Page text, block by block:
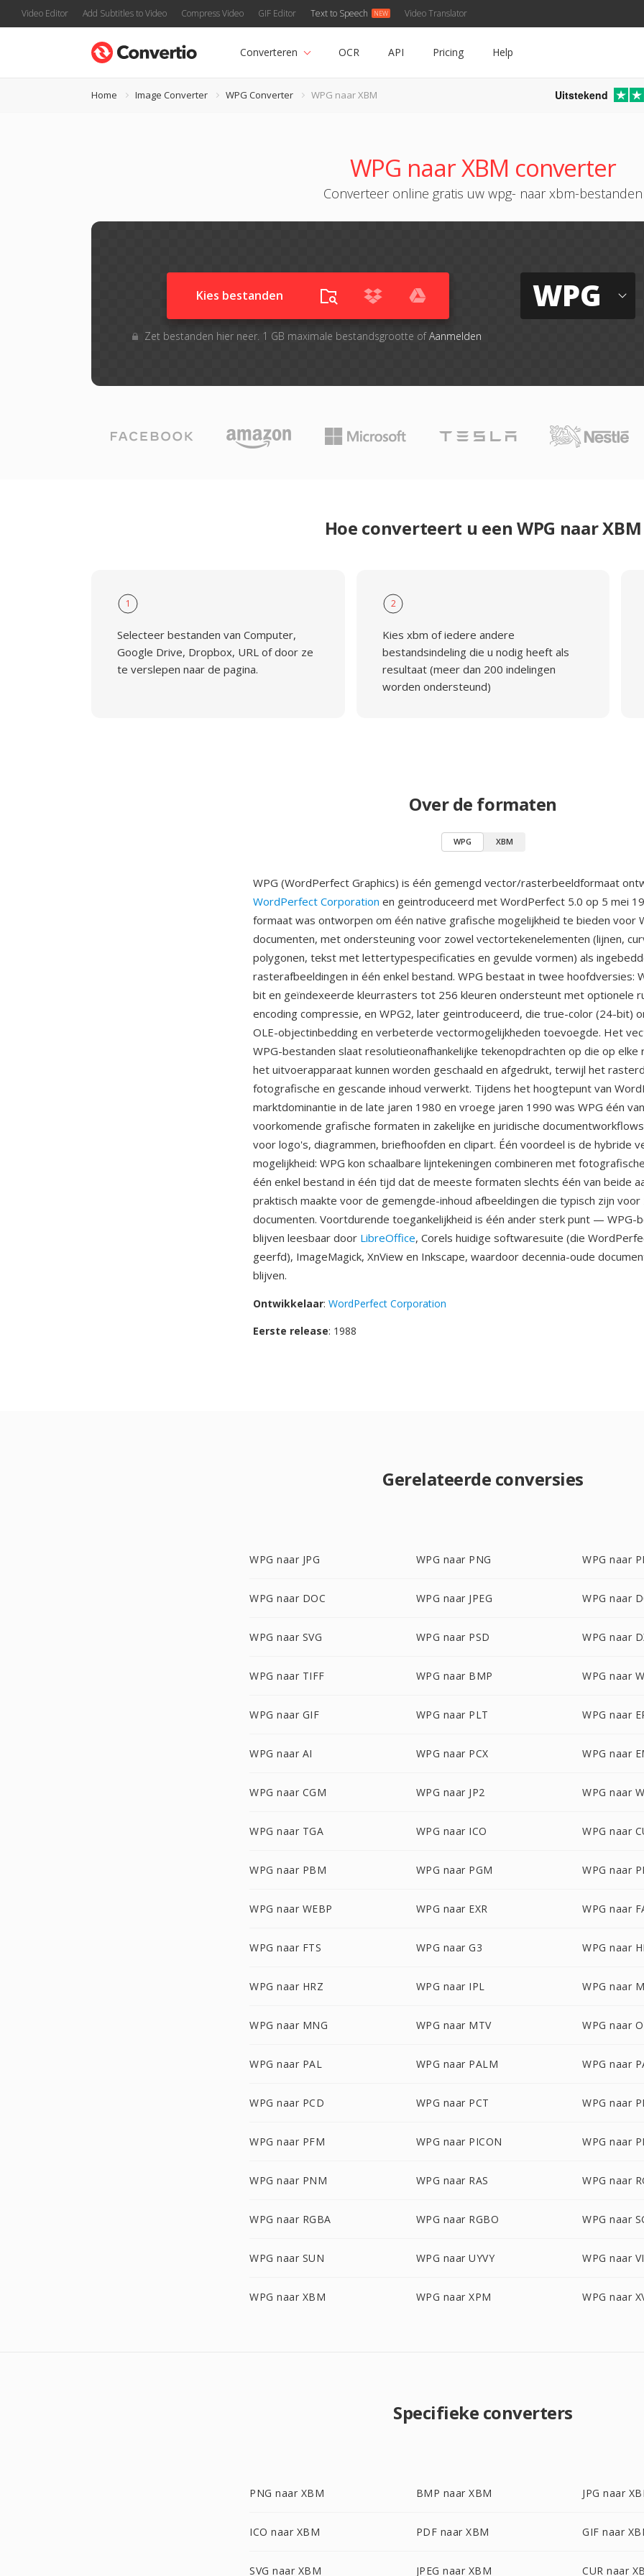
Video Editor Add Subtitles to Video Compress Video GIF Editor Text to Speech Video Translator
Converteren OCR API Pricing Help
Home Image Converter WPG Converter WPG naar XBM Uitstekend
WPG naar XBM converter
Converteer online gratis uw wpg- naar xbm-bestanden
Kies bestanden
Zet bestanden hier neer. 1 GB maximale bestandsgrootte ofAanmelden
WPG
Hoe converteert u een WPG naar XBM
1
Selecteer bestanden van Computer,
Google Drive, Dropbox, URL of door ze
te verslepen naar de pagina.
2
Kies xbm of iedere andere
bestandsindeling die u nodig heeft als
resultaat (meer dan 200 indelingen
worden ondersteund)
Over de formaten
WPG XBM
WPG (WordPerfect Graphics) is één gemengd vector/rasterbeeldformaat
WordPerfect Corporation en geintroduceerd met WordPerfect 5.0 op 5 mei
formaat was ontworpen om één native grafische mogelijkheid te bieden voor
documenten, met ondersteuning voor zowel vectortekenelementen (lijnen,
polygonen, tekst met lettertypespecificaties en gevulde vormen) als
rasterafbeeldingen in één enkel bestand. WPG bestaat in twee hoofdversies:
bit en geïndexeerde kleurrasters tot 256 kleuren ondersteunt met optionele
encoding compressie, en WPG2, later geintroduceerd, die true-color (24-bit)
OLE-objectinbedding en verbeterde vectormogelijkheden toevoegde. Het
WPG-bestanden slaat resolutieonafhankelijke tekenopdrachten op die op elke
het uitvoerapparaat kunnen worden geschaald en afgedrukt, terwijl het
fotografische en gescande inhoud verwerkt. Tijdens het hoogtepunt van
marktdominantie in de late jaren 1980 en vroege jaren 1990 was WPG één
voorkomende grafische formaten in zakelijke en juridische
voor logo's, diagrammen, briefhoofden en clipart. Één voordeel is de hybride
mogelijkheid: WPG kon schaalbare lijntekeningen combineren met
één enkel bestand in één tijd dat de meeste formaten slechts één van beide
praktisch maakte voor de gemengde-inhoud afbeeldingen die typisch zijn voor
documenten. Voortdurende toegankelijkheid is één ander sterk punt — WPG-
blijven leesbaar door LibreOffice, Corels huidige softwaresuite (die
geerfd), ImageMagick, XnView en Inkscape, waardoor decennia-oude
blijven.
Ontwikkelaar: WordPerfect Corporation
Eerste release: 1988
Gerelateerde conversies
WPG naar JPG WPG naar PNG WPG naar
WPG naar DOC WPG naar JPEG WPG naar
WPG naar SVG WPG naar PSD WPG naar
WPG naar TIFF WPG naar BMP WPG naar
WPG naar GIF WPG naar PLT WPG naar
WPG naar AI WPG naar PCX WPG naar
WPG naar CGM WPG naar JP2 WPG naar
WPG naar TGA WPG naar ICO WPG naar
WPG naar PBM WPG naar PGM WPG naar
WPG naar WEBP WPG naar EXR WPG naar
WPG naar FTS WPG naar G3 WPG naar
WPG naar HRZ WPG naar IPL WPG naar
WPG naar MNG WPG naar MTV WPG naar
WPG naar PAL WPG naar PALM WPG naar
WPG naar PCD WPG naar PCT WPG naar
WPG naar PFM WPG naar PICON WPG naar
WPG naar PNM WPG naar RAS WPG naar
WPG naar RGBA WPG naar RGBO WPG naar
WPG naar SUN WPG naar UYVY WPG naar
WPG naar XBM WPG naar XPM WPG naar
Specifieke converters
PNG naar XBM BMP naar XBM JPG naar
ICO naar XBM PDF naar XBM GIF naar
SVG naar XBM JPEG naar XBM CUR naar